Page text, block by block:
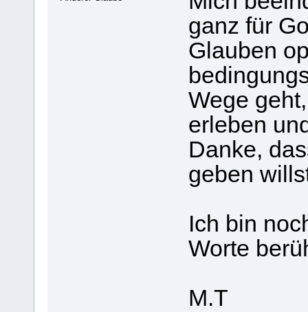
ganz für
Glauben
Wege
erleben
Danke,
geben
Ich bin
Worte
M.T